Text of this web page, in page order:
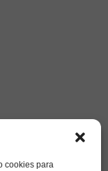
cookies para
19